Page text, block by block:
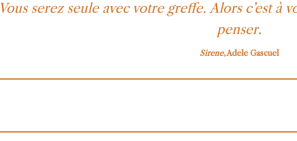
Vous serez seule avec votre greffe. Alors c’est à
penser.
Sirène, Adèle Gascuel